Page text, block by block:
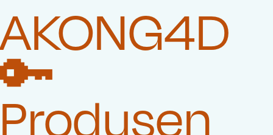
AKONG4D
🔑
Produsen